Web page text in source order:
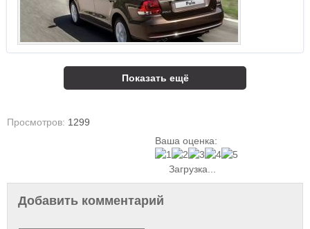
Показать ещё
Просмотров: 1299
Ваша оценка:
Загрузка...
Добавить комментарий